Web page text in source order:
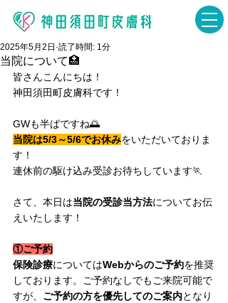
当院について🏥
2025年5月2日 読了時間: 1分
皆さんこんにちは！
神田須田町皮膚科です！
GWも半ばですね🌅
当院は5/3～5/6でお休みをいただいておりま
す！
連休前の駆け込み受診お待ちしています🏃
さて、本日は当院の受診当方法についてお伝
えいたします！
①ご予約
保険診療についてはWebからのご予約を推奨
しております。ご予約なしでもご来院可能で
すが、 ご予約の方を優先してのご案内となり